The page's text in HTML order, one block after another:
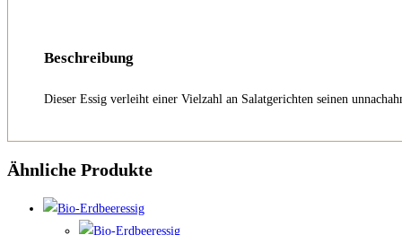
Beschreibung
Dieser Essig verleiht einer Vielzahl an Salatgerichten seinen
Ähnliche Produkte